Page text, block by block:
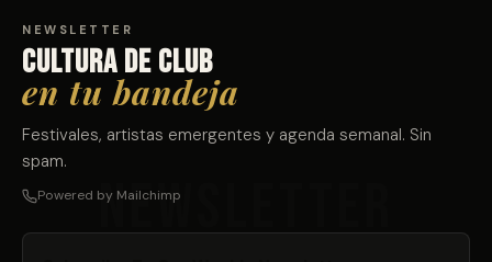
NEWSLETTER
Cultura de club
en tu bandeja
Festivales, artistas emergentes y agenda semanal. Sin
spam.
Powered by Mailchimp